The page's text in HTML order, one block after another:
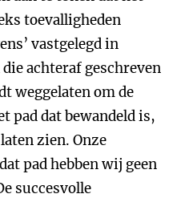
toevalligheden
vastgelegd in
achteraf geschreven
weggelaten om de
pad dat bewandeld is,
zien. Onze
pad hebben wij geen
succesvolle